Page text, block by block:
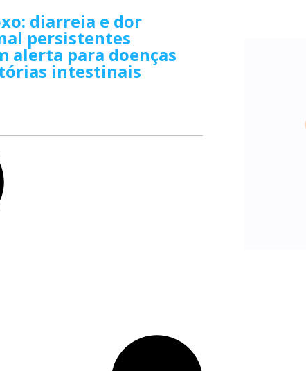
diarreia e dor
persistentes
alerta para doenças
intestinais